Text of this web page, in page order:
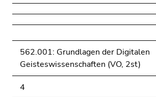
562.001: Grundlagen der Digitalen
Geisteswissenschaften (VO, 2st)
4